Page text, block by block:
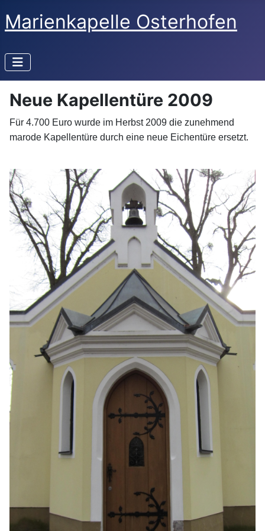
Marienkapelle Osterhofen
Neue Kapellentüre 2009
Für 4.700 Euro wurde im Herbst 2009 die zunehmend
marode Kapellentüre durch eine neue Eichentüre ersetzt.